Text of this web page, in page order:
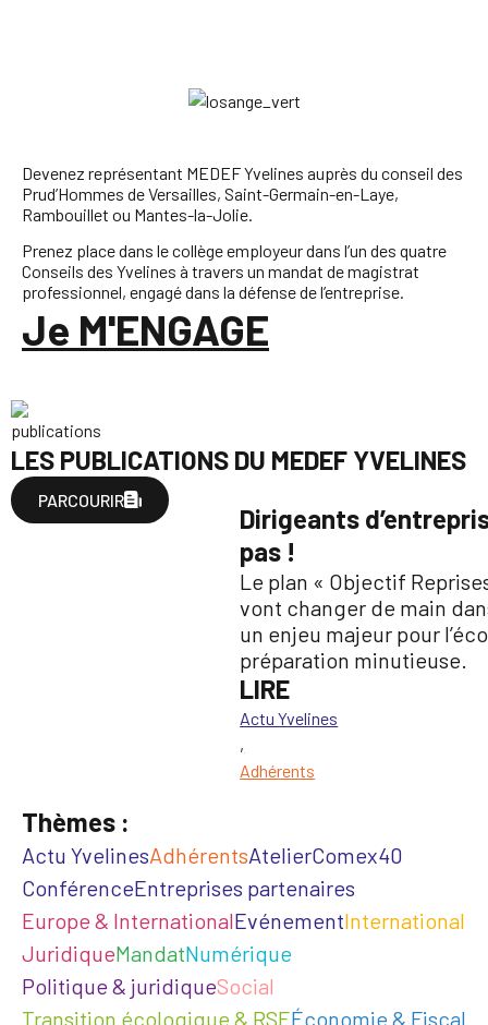
Devenez représentant MEDEF Yvelines auprès du conseil des
Prud’Hommes de Versailles, Saint-Germain-en-Laye,
Rambouillet ou Mantes-la-Jolie.
Prenez place dans le collège employeur dans l’un des quatre
Conseils des Yvelines à travers un mandat de magistrat
professionnel, engagé dans la défense de l’entreprise.
Je M'ENGAGE
LES PUBLICATIONS DU MEDEF YVELINES
PARCOURIR
Dirigeants
pas !
Le plan « Objectif
vont changer de main
un enjeu majeur pour
préparation minutieuse.
LIRE
Actu Yvelines
,
Adhérents
Thèmes :
Actu YvelinesAdhérentsAtelierComex40
ConférenceEntreprises partenaires
Europe & InternationalEvénementInternational
JuridiqueMandatNumérique
Politique & juridiqueSocial
Transition écologique & RSEÉconomie & Fiscal